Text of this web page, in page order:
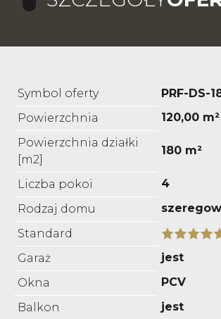
Symbol oferty
PRF-DS-
Powierzchnia
120,00 m²
Powierzchnia działki
[m2]
180 m²
Liczba pokoi
4
Rodzaj domu
Standard
Garaż
jest
Okna
PCV
Balkon
jest